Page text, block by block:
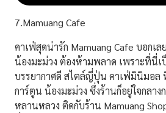
7.Mamuang Cafe
คาเฟ่สุดน่ารัก Mamuang Cafe บอกเ
น้องมะม่วง ต้องห้ามพลาด เพราะที่นี่
บรรยากาศดี สไตล์ญี่ปุ่น คาเฟ่มินิมอล
การ์ตูน น้องมะม่วง ซึ่งร้านก็อยู่ใจกลา
หลานหลวง ติดกับร้าน Mamuang